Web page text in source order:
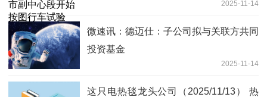
2025-11-14
微速讯：德迈仕：子公司拟与关联方共同
投资基金
2025-11-14
这只电热毯龙头公司（2025/11/13） 热